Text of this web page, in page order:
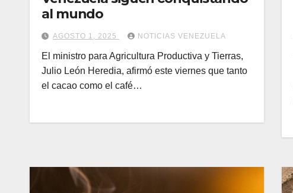
al mundo
AGOSTO 1, 2025 NOTICIAS VENEZUELA
El ministro para Agricultura Productiva y Tierras,
Julio León Heredia, afirmó este viernes que tanto
el cacao como el café…